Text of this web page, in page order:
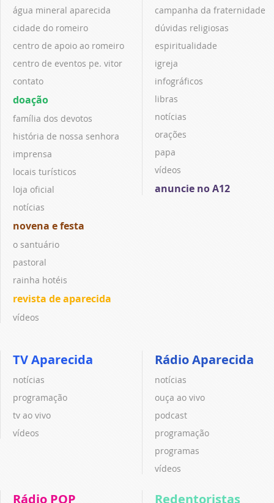
água mineral aparecida
cidade do romeiro
centro de apoio ao romeiro
centro de eventos pe. vitor
contato
doação
família dos devotos
história de nossa senhora
imprensa
locais turísticos
loja oficial
notícias
novena e festa
o santuário
pastoral
rainha hotéis
revista de aparecida
vídeos
campanha da fraternidade
dúvidas religiosas
espiritualidade
igreja
infográficos
libras
notícias
orações
papa
vídeos
anuncie no A12
TV Aparecida
notícias
programação
tv ao vivo
vídeos
Rádio Aparecida
notícias
ouça ao vivo
podcast
programação
programas
vídeos
Rádio POP Redentoristas